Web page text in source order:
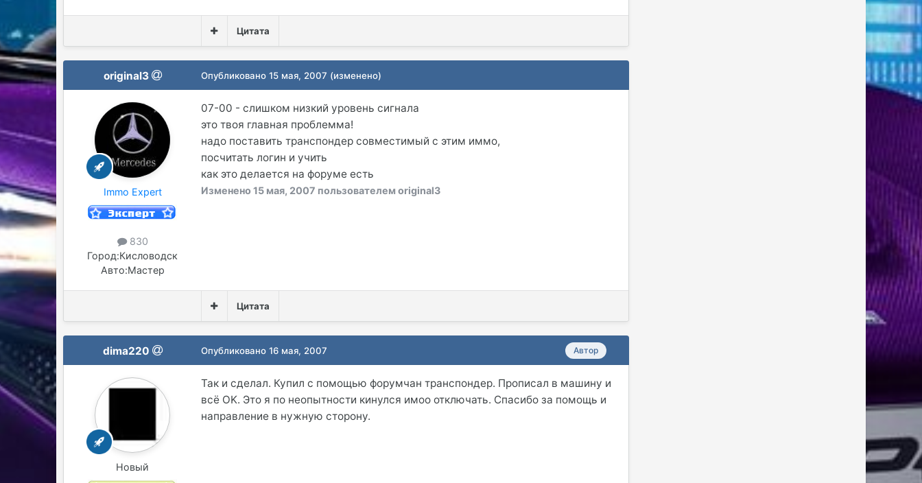
Цитата
original3
Immo Expert
830
Город:Кисловодск
Авто:Мастер
Опубликовано15 мая, 2007 (изменено)
07-00 - слишком низкий уровень сигнала
это твоя главная проблемма!
надо поставить транспондер совместимый с этим иммо,
посчитать логин и учить
как это делается на форуме есть
Изменено15 мая, 2007 пользователем original3
Цитата
dima220
Новый
Автор
Опубликовано16 мая, 2007
Так и сделал. Купил с помощью форумчан транспондер. Прописал в машину и
всё OK. Это я по неопытности кинулся имоо отключать. Спасибо за помощь и
направление в нужную сторону.